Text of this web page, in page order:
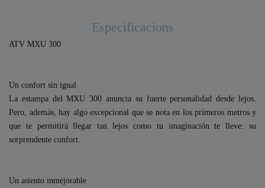
Especificacions
ATV MXU 300
Un confort sin igual
La estampa del MXU 300 anuncia su fuerte personalidad desde lejos.
Pero, además, hay algo excepcional que se nota en los primeros metros y
que te permitirá llegar tan lejos como tu imaginación te lleve: su
sorprendente confort.
Un asiento inmejorable